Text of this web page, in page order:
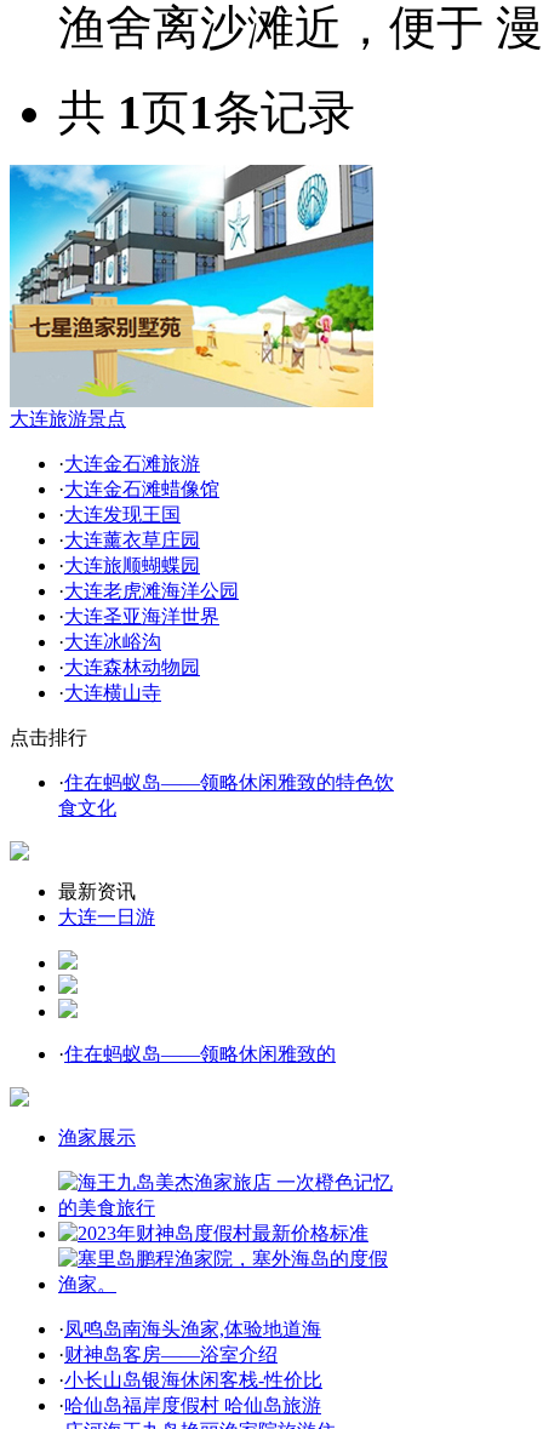
渔舍离沙滩近，便于
共 1页1条记录
大连旅游景点
·大连金石滩旅游
·大连金石滩蜡像馆
·大连发现王国
·大连薰衣草庄园
·大连旅顺蝴蝶园
·大连老虎滩海洋公园
·大连圣亚海洋世界
·大连冰峪沟
·大连森林动物园
·大连横山寺
点击排行
·住在蚂蚁岛——领略休闲雅致的特色饮
食文化
最新资讯
大连一日游
·住在蚂蚁岛——领略休闲雅致的
渔家展示
·凤鸣岛南海头渔家,体验地道海
·财神岛客房——浴室介绍
·小长山岛银海休闲客栈-性价比
·哈仙岛福岸度假村 哈仙岛旅游